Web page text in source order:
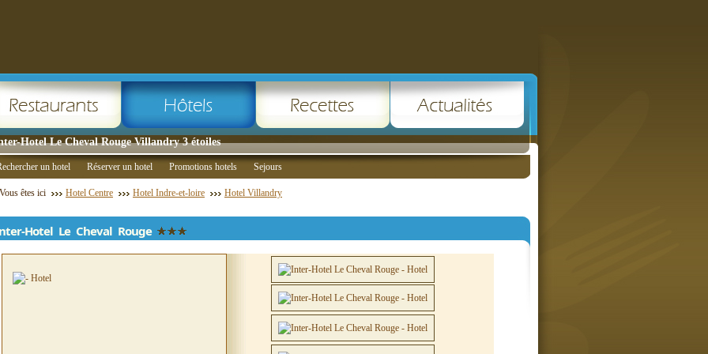
Hotel Le Cheval Rouge Villandry 3 étoiles
un hotel Réserver un hotel Promotions hotels Sejours
Vous êtes ici Hotel Centre Hotel Indre-et-loire Hotel Villandry
Hotel Le Cheval Rouge